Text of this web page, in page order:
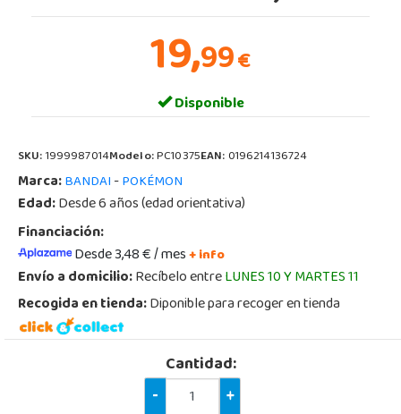
19,99€
Disponible
SKU:1999987014Modelo:PC10375EAN:0196214136724
Marca:BANDAI-POKÉMON
Edad:Desde 6 años (edad orientativa)
Financiación:
Desde 3,48 € / mes+ info
Envío a domicilio:Recíbelo entreLUNES 10 Y MARTES 11
Recogida en tienda:Diponible para recoger en tienda
Cantidad:
-
+